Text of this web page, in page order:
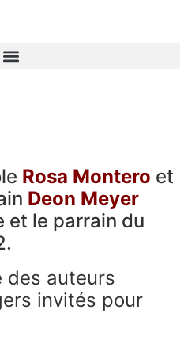
Rosa Montero et
Deon Meyer
et le parrain du
des auteurs
invités pour